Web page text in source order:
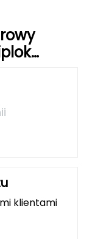
klientami